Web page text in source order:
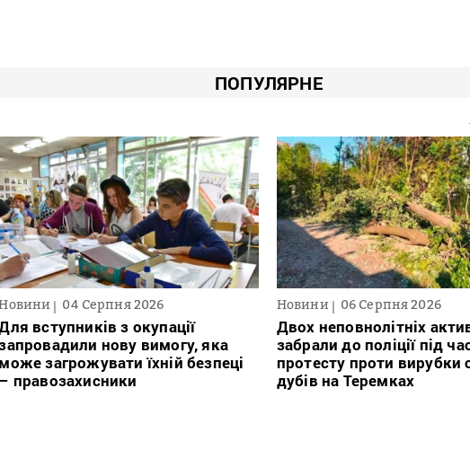
ПОПУЛЯРНЕ
04 Серпня 2026
вступників з окупації
нову вимогу, яка
може загрожувати їхній безпеці
– правозахисники
Новини 06 Серпня 2026
Двох неповнолітніх
забрали до поліції під
протесту проти вирубки
дубів на Теремках